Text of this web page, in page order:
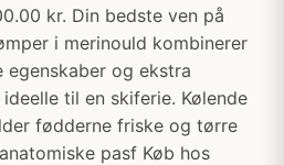
kr. Din bedste ven på
i merinould kombinerer
egenskaber og ekstra
til en skiferie. Kølende
fødderne friske og tørre
pasf Køb hos